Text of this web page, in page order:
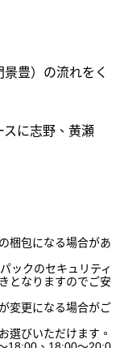
豊）の流れをく
に志野、黄瀬
梱包になる場合があ
ックのセキュリティ
となりますのでご安
変更になる場合がご
選びいただけます。